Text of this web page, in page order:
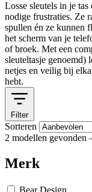
Losse sleutels in je
nodige frustraties. Ze
spullen én ze kunnen
het scherm van je
of broek. Met een
sleuteltasje genoemd)
netjes en veilig bij
hebt.
Filter
Sorteren
2 modellen gevonden
Merk
Bear Design